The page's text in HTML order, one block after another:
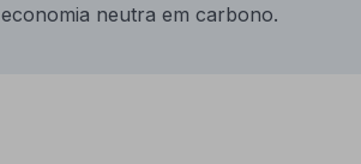
economia neutra em carbono.